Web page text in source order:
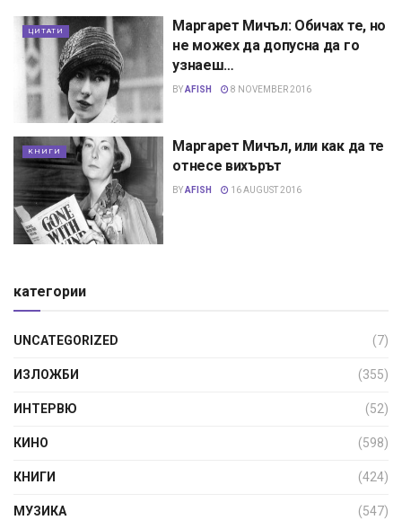
ЦИТАТИ
Маргарет Мичъл: Обичах те, но
не можех да допусна да го
узнаеш…
BYAFISH 8 NOVEMBER 2016
КНИГИ
Маргарет Мичъл, или как да те
отнесе вихърът
BYAFISH 16 AUGUST 2016
категории
UNCATEGORIZED (7)
ИЗЛОЖБИ (355)
ИНТЕРВЮ (52)
КИНО (598)
КНИГИ (424)
МУЗИКА (547)